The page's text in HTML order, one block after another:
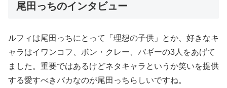
尾田っちのインタビュー
ルフィは尾田っちにとって「理想の子供」とか、好きなキ
ャラはイワンコフ、ボン・クレー、バギーの3人をあげて
ました。重要ではあるけどネタキャラというか笑いを提供
する愛すべきバカなのが尾田っちらしいですね。